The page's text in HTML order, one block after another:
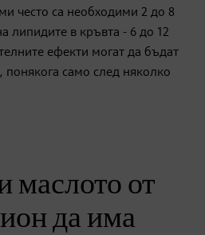
често са необходими 2 до 8
липидите в кръвта - 6 до 12
ефекти могат да бъдат
само след няколко
маслото от
да има